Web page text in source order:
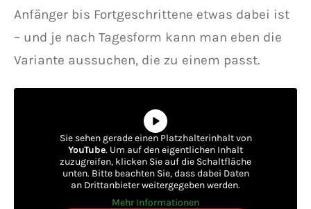
Anfänger bis Fortgeschrittene etwas dabei ist
– und je nach Tagesform kann man eben die
Variante aussuchen, die zu einem passt.
Sie sehen gerade einen Platzhalterinhalt von
YouTube. Um auf den eigentlichen Inhalt
zuzugreifen, klicken Sie auf die Schaltfläche
unten. Bitte beachten Sie, dass dabei Daten
an Drittanbieter weitergegeben werden.
Mehr Informationen